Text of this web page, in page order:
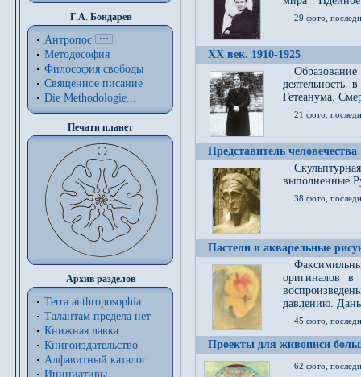
Г.А. Бондарев
Антропос
Методософия
Философия cвободы
Священное писание
Die Methodologie...
Печати планет
Архив разделов
Terra anthroposophia
Талантам предела нет
Книжная лавка
Книгоиздательство
Алфавитный каталог
Инициативы
29 фото,
XX век. 1910-1925
Образование
деятельность
Гетеанума.
21 фото,
Представитель человечества
выполненные
38 фото,
Пастели и акварельные
оригиналов
давлению.
45 фото,
Проекты для живописи
62 фото,